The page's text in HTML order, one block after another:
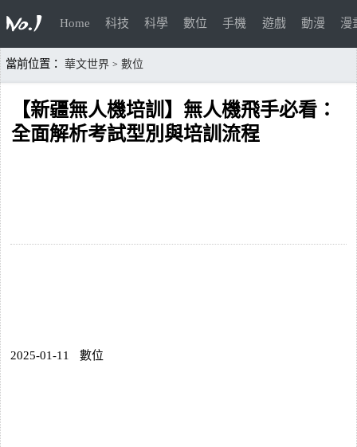
Home 科技 科學 數位 手機 遊戲 動漫 漫
當前位置： 華文世界 > 數位
【新疆無人機培訓】無人機飛手必看：
全面解析考試型別與培訓流程
2025-01-11 數位